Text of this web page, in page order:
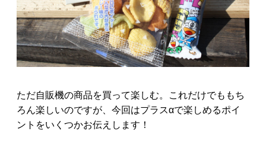
ただ自販機の商品を買って楽しむ。これだけでももち
ろん楽しいのですが、今回はプラスαで楽しめるポイ
ントをいくつかお伝えします！